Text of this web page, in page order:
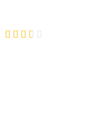
    